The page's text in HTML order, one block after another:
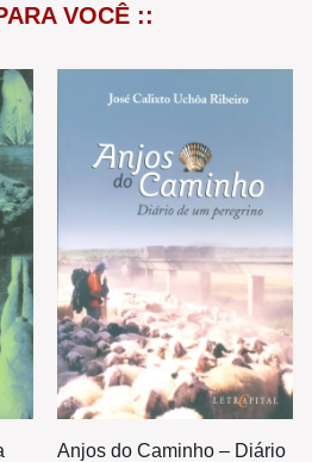
VOCÊ ::
Anjos do Caminho – Diário